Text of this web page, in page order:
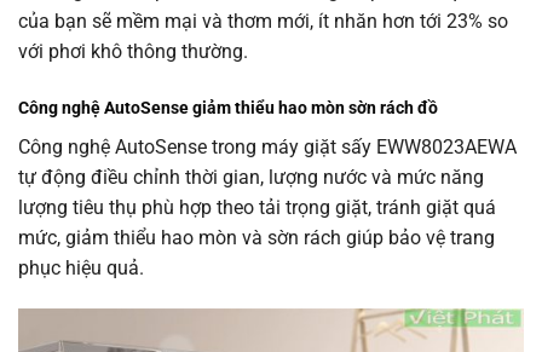
của bạn sẽ mềm mại và thơm mới, ít nhăn hơn tới 23% so
với phơi khô thông thường.
Công nghệ AutoSense giảm thiểu hao mòn sờn rách đồ
Công nghệ AutoSense trong máy giặt sấy EWW8023AEWA
tự động điều chỉnh thời gian, lượng nước và mức năng
lượng tiêu thụ phù hợp theo tải trọng giặt, tránh giặt quá
mức, giảm thiểu hao mòn và sờn rách giúp bảo vệ trang
phục hiệu quả.